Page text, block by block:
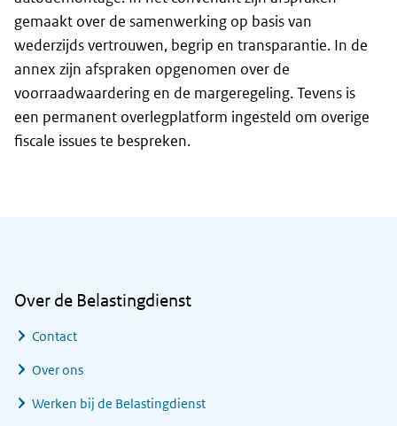
gemaakt over de samenwerking op basis van
wederzijds vertrouwen, begrip en transparantie. In de
annex zijn afspraken opgenomen over de
voorraadwaardering en de margeregeling. Tevens is
een permanent overlegplatform ingesteld om overige
fiscale issues te bespreken.
Over de Belastingdienst
Contact
Over ons
Werken bij de Belastingdienst